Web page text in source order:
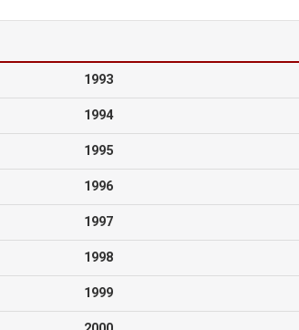
1993
1994
1995
1996
1997
1998
1999